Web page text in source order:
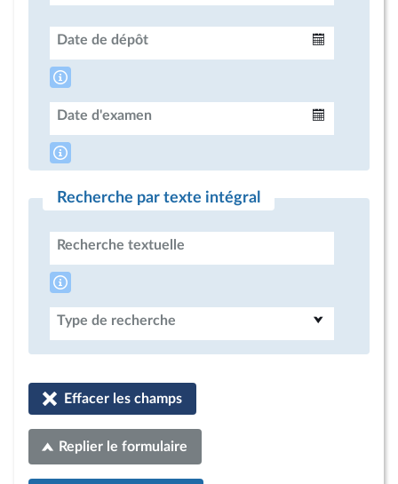
Date de dépôt
Date d'examen
Recherche par texte intégral
Recherche textuelle
Type de recherche
Effacer les champs
Replier le formulaire